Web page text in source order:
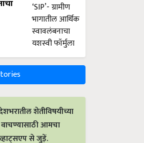
शेतीविषयीच्या
वाचण्यासाठी आमचा
से जुड़ें.